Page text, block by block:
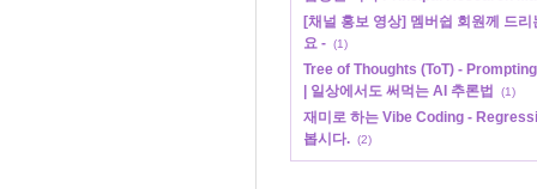
[채널 홍보 영상] 멤버쉽 회원께 드
요 - (1)
Tree of Thoughts (ToT) -
| 일상에서도 써먹는 AI 추론법
(1)
재미로 하는 Vibe Coding -
봅시다. (2)